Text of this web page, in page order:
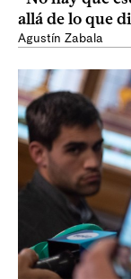
allá de lo que
Agustín Zabala